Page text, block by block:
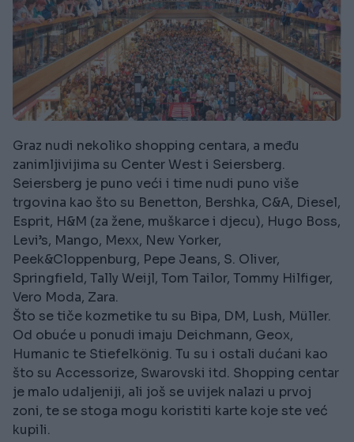
Graz nudi nekoliko shopping centara, a među
zanimljivijima su Center West i Seiersberg.
Seiersberg je puno veći i time nudi puno više
trgovina kao što su Benetton, Bershka, C&A, Diesel,
Esprit, H&M (za žene, muškarce i djecu), Hugo Boss,
Levi’s, Mango, Mexx, New Yorker,
Peek&Cloppenburg, Pepe Jeans, S. Oliver,
Springfield, Tally Weijl, Tom Tailor, Tommy Hilfiger,
Vero Moda, Zara.
Što se tiče kozmetike tu su Bipa, DM, Lush, Müller.
Od obuće u ponudi imaju Deichmann, Geox,
Humanic te Stiefelkönig. Tu su i ostali dućani kao
što su Accessorize, Swarovski itd. Shopping centar
je malo udaljeniji, ali još se uvijek nalazi u prvoj
zoni, te se stoga mogu koristiti karte koje ste već
kupili.